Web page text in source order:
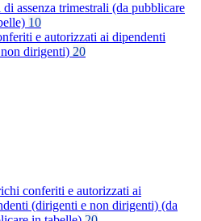
di assenza trimestrali (da pubblicare
10
e autorizzati ai dipendenti
dirigenti) 20
conferiti e autorizzati ai
(dirigenti e non dirigenti) (da